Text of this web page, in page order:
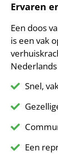
Ervaren
Een doos
is een vak
Snel,
Een